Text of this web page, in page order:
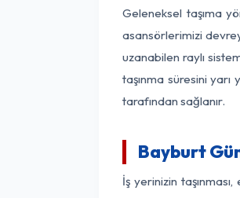
Geleneksel taşıma
asansörlerimizi
uzanabilen raylı
taşınma süresini
tarafından sağlanır.
Bayburt
İş yerinizin